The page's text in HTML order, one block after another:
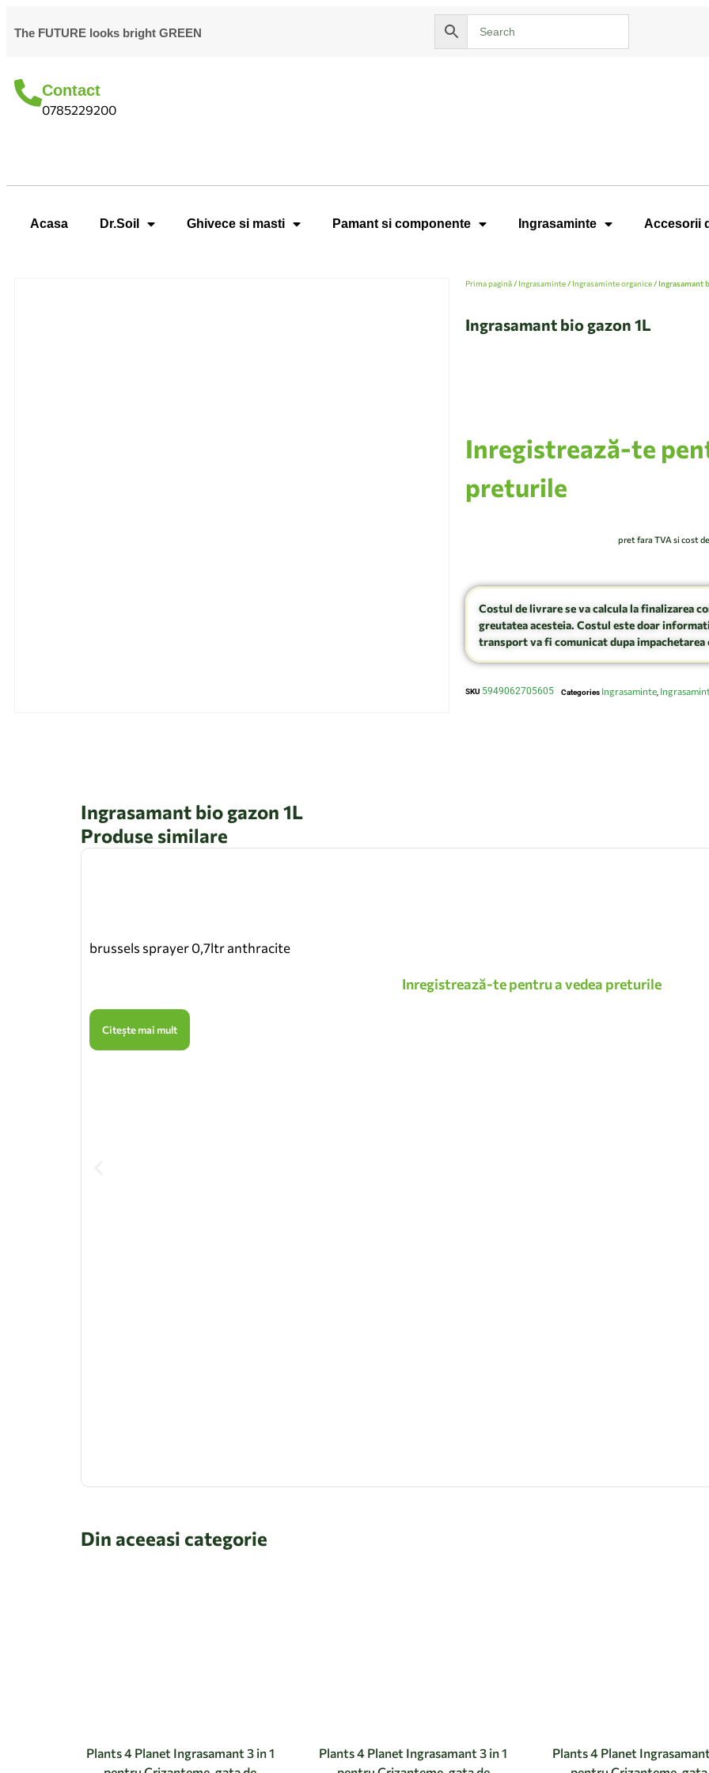
The FUTURE looks bright GREEN
Contact
0785229200
Acasa Dr.Soil Ghivece si masti Pamant si componente Ingrasaminte Accesorii
Prima pagină/ Ingrasaminte/ Ingrasaminte organice/ Ingrasamant
Ingrasamant bio gazon 1L
Inregistrează-te
preturile
pret fara TVA si cost
Costul de livrare se va calcula la finalizarea
greutatea acesteia. Costul este doar
transport va fi comunicat dupa impachetarea
SKU 5949062705605 Categories Ingrasaminte
Ingrasamant bio gazon 1L
Produse similare
brussels sprayer 0,7ltr anthracite
Inregistrează-te pentru a vedea preturile
Citește mai mult
Din aceeasi categorie
Plants 4 Planet Ingrasamant 3 in 1
Plants 4 Planet Ingrasamant 3 in 1
Plants 4 Planet